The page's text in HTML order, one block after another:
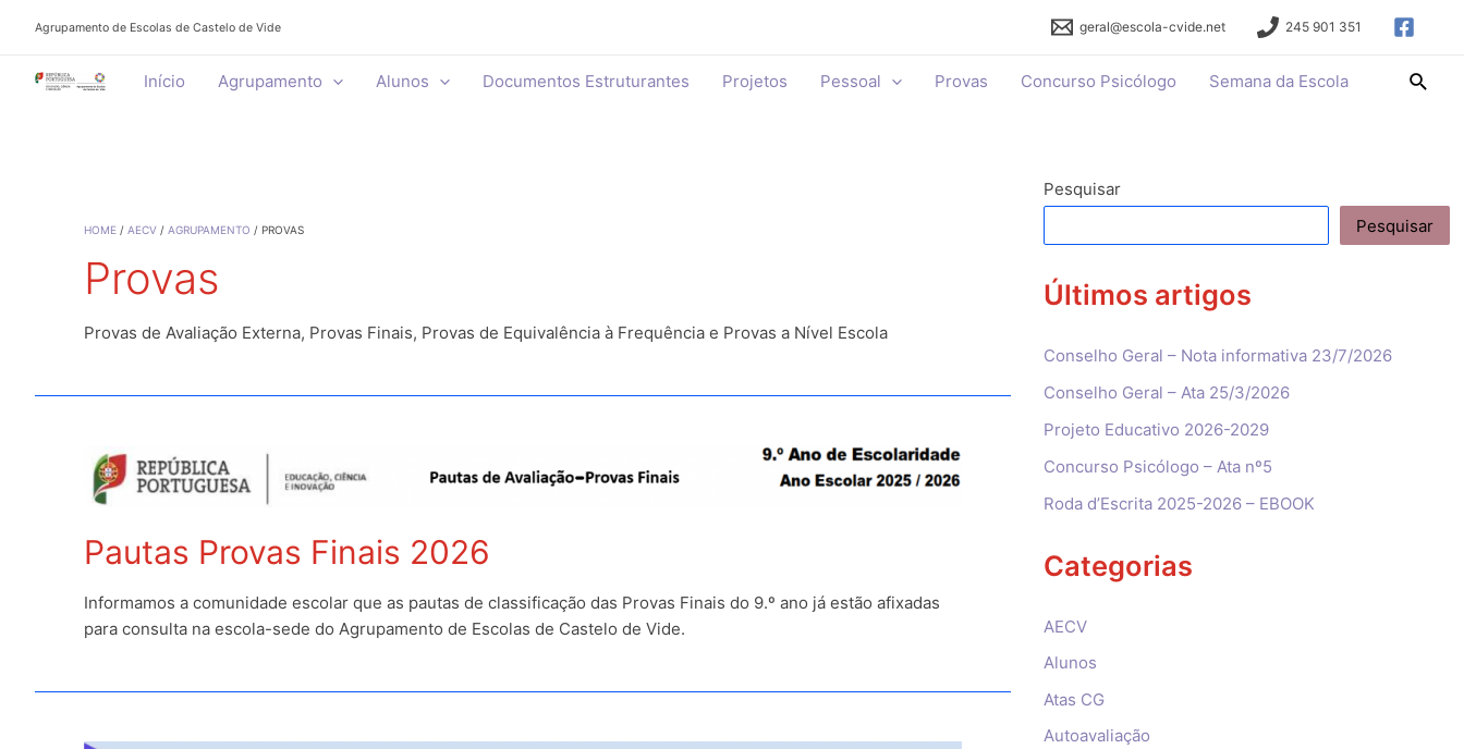
Agrupamento de Escolas de Castelo de Vide geral@escola-cvide.net 245 901 351
Início Agrupamento Alunos Documentos Estruturantes Projetos Pessoal Provas Concurso Psicólogo Semana da Escola
HOME AECV AGRUPAMENTO PROVAS
Provas
Provas de Avaliação Externa, Provas Finais, Provas de Equivalência à Frequência e Provas a Nível Escola
Pautas Provas Finais 2026
Informamos a comunidade escolar que as pautas de classificação das Provas Finais do 9.º ano já estão afixadas
para consulta na escola-sede do Agrupamento de Escolas de Castelo de Vide.
Pesquisar
Pesquisar
Últimos artigos
Conselho Geral – Nota informativa 23/7/2026
Conselho Geral – Ata 25/3/2026
Projeto Educativo 2026-2029
Concurso Psicólogo – Ata nº5
Roda d’Escrita 2025-2026 – EBOOK
Categorias
AECV
Alunos
Atas CG
Autoavaliação